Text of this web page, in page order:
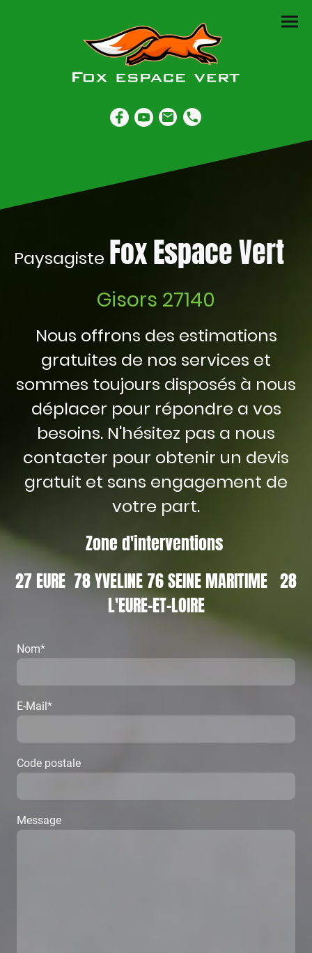
Paysagiste Fox Espace Vert
Nous offrons des estimations
gratuites de nos services et
sommes toujours disposés à nous
déplacer pour répondre a vos
besoins. N'hésitez pas a nous
contacter pour obtenir un devis
gratuit et sans engagement de
votre part.
Zone d'interventions
27 EURE 78 YVELINE 76 SEINE MARITIME 28
L'EURE-ET-LOIRE
Gisors 27140
Nom*
E-Mail*
Code postale
Message